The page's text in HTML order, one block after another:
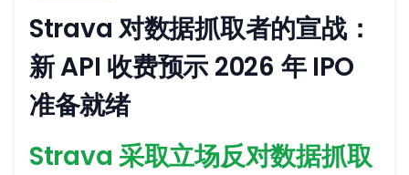
Strava 对数据抓取者的宣战：
新 API 收费预示 2026 年 IPO
准备就绪
Strava 采取立场反对数据抓取